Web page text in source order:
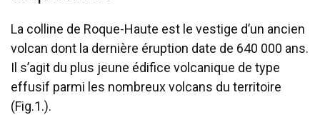
La colline de Roque-Haute est le vestige d’un ancien
volcan dont la dernière éruption date de 640 000 ans.
Il s’agit du plus jeune édifice volcanique de type
effusif parmi les nombreux volcans du territoire
(Fig.1.).